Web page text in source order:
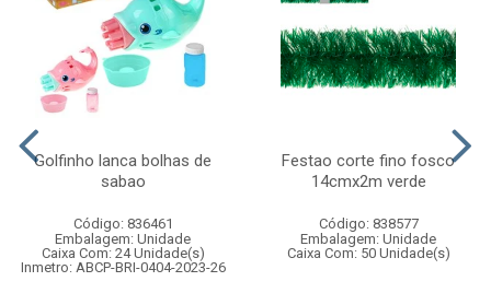
Golfinho lanca bolhas de
sabao
Código: 836461
Embalagem: Unidade
Caixa Com: 24 Unidade(s)
Inmetro: ABCP-BRI-0404-2023-26
Festao corte fino fosco
14cmx2m verde
Código: 838577
Embalagem: Unidade
Caixa Com: 50 Unidade(s)